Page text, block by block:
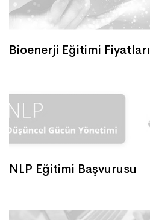
Bioenerji Eğitimi Fiyatları
NLP Eğitimi Başvurusu